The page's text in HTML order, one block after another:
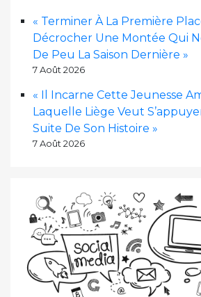
« Terminer À La Première
Décrocher Une Montée Qui
De Peu La Saison Dernière »
7 Août 2026
« Il Incarne Cette Jeunesse
Laquelle Liège Veut
Suite De Son Histoire »
7 Août 2026